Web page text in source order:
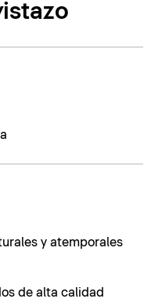
y atemporales
de alta calidad